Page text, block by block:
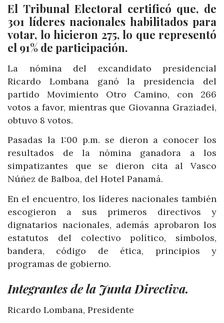
El Tribunal Electoral certificó que, de
301 líderes nacionales habilitados para
votar, lo hicieron 275, lo que representó
el 91% de participación.
La nómina del excandidato presidencial
Ricardo Lombana ganó la presidencia del
partido Movimiento Otro Camino, con 266
votos a favor, mientras que Giovanna Graziadei,
obtuvo 8 votos.
Pasadas la 1:00 p.m. se dieron a conocer los
resultados de la nómina ganadora a los
simpatizantes que se dieron cita al Vasco
Núñez de Balboa, del Hotel Panamá.
En el encuentro, los líderes nacionales también
escogieron a sus primeros directivos y
dignatarios nacionales, además aprobaron los
estatutos del colectivo político, símbolos,
bandera, código de ética, principios y
programas de gobierno.
Integrantes de la Junta Directiva.
Ricardo Lombana, Presidente